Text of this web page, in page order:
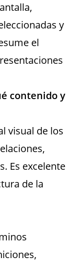
y
el
contenido y
visual de los
Es excelente
de la